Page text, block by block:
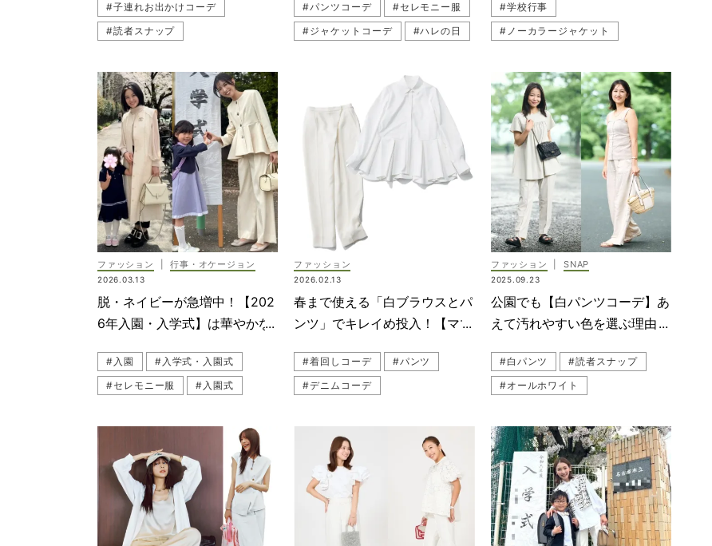
#子連れお出かけコーデ
#読者スナップ
#スナップ（SNAP）
#ベビーカー
#ワントーンコーデ
#ベージュコーデ
#パンツコーデ
#セレモニー服
#ジャケットコーデ
#ハレの日
#卒入園・卒入学
#母行事
#オールホワイト
#ブラウス
#ツイード
#母行事コーデ
#セレモニーコーデ
#セットアップ
#カラーツイード
#卒業式・卒園式
#入学式・入園式
#セットアップコーデ
#学校行事
#ノーカラージャケット
#母行事コーデ
#セレモニーコーデ
#ツイード
#卒業式・卒園式
#ジャケット
#入学式・入園式
#ワントーンコーデ
#セレモニー服
#ハレの日
#パンツコーデ
#ジレコーデ（ベストコーデ）
#ジャケットコーデ
#コート
#白ブラウス
#サブバッグ
#卒入園・卒入学
#セレモニー
ファッション 行事・オケージョン
2026.03.13
脱・ネイビーが急増中！【202
6年入園・入学式】は華やかな
#入園
#入学式・入園式
#セレモニー服
#入園式
#卒入園・卒入学
ファッション
2026.02.13
春まで使える「白ブラウスとパ
ンツ」でキレイめ投入！【ママ
#着回しコーデ
#パンツ
#デニムコーデ
#パンツコーデ
#白ブラウス
#ブラウスコーデ
#LE PHIL（ル フィル）
#モノトーンコーデ
#着回し
#ジレコーデ（ベストコーデ）
ファッション SNAP
2025.09.23
公園でも【白パンツコーデ】あ
えて汚れやすい色を選ぶ理由っ
#白パンツ
#読者スナップ
#オールホワイト
#スナップ（SNAP）
#ママコーデ
#ホワイト
#ママ